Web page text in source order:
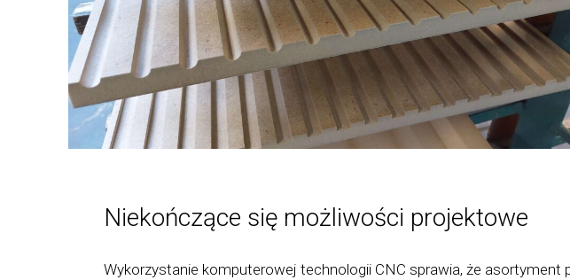
Niekończące się możliwości projektowe
Wykorzystanie komputerowej technologii CNC sprawia, że asortyment